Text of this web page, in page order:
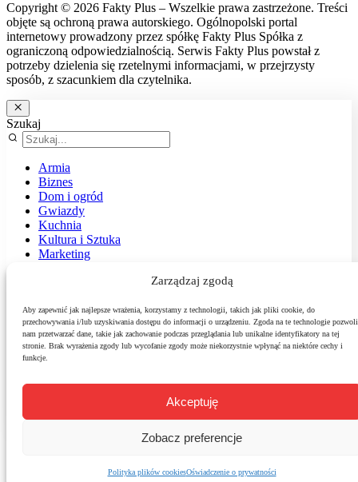
Zarządzaj zgodą
Aby zapewnić jak najlepsze wrażenia, korzystamy z technologii, takich jak pliki cookie, do
przechowywania i/lub uzyskiwania dostępu do informacji o urządzeniu. Zgoda na te technologie pozwoli
nam przetwarzać dane, takie jak zachowanie podczas przeglądania lub unikalne identyfikatory na tej
stronie. Brak wyrażenia zgody lub wycofanie zgody może niekorzystnie wpłynąć na niektóre cechy i
funkcje.
Akceptuję
Zobacz preferencje
Polityka plików cookiesOświadczenie o prywatności
Copyright © 2026 Fakty Plus – Wszelkie prawa zastrzeżone. Treści
objęte są ochroną prawa autorskiego. Ogólnopolski portal
internetowy prowadzony przez spółkę Fakty Plus Spółka z
ograniczoną odpowiedzialnością. Serwis Fakty Plus powstał z
potrzeby dzielenia się rzetelnymi informacjami, w przejrzysty
sposób, z szacunkiem dla czytelnika.
Szukaj
Armia
Biznes
Dom i ogród
Gwiazdy
Kuchnia
Kultura i Sztuka
Marketing
Podróże
Polityka
Sport
Środowisko
Technologie